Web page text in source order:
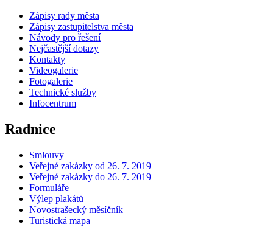
Zápisy rady města
Zápisy zastupitelstva města
Návody pro řešení
Nejčastější dotazy
Kontakty
Videogalerie
Fotogalerie
Technické služby
Infocentrum
Radnice
Smlouvy
Veřejné zakázky od 26. 7. 2019
Veřejné zakázky do 26. 7. 2019
Formuláře
Výlep plakátů
Novostrašecký měsíčník
Turistická mapa